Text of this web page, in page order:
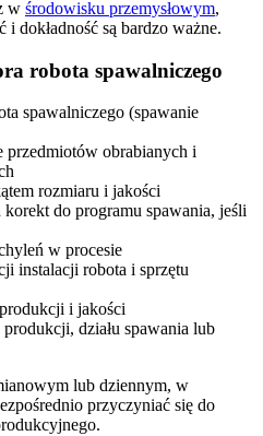
w środowisku przemysłowym,
dokładność są bardzo ważne.
robota spawalniczego
spawalniczego (spawanie
przedmiotów obrabianych i
rozmiaru i jakości
do programu spawania, jeśli
w procesie
instalacji robota i sprzętu
i jakości
działu spawania lub
lub dziennym, w
przyczyniać się do